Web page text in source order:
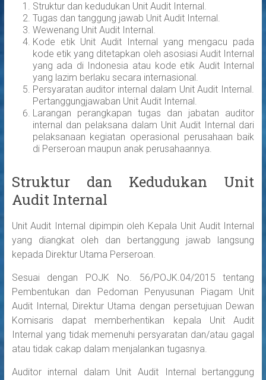
Struktur dan kedudukan Unit Audit Internal.
Tugas dan tanggung jawab Unit Audit Internal.
Wewenang Unit Audit Internal.
Kode etik Unit Audit Internal yang mengacu pada
kode etik yang ditetapkan oleh asosiasi Audit Internal
yang ada di Indonesia atau kode etik Audit Internal
yang lazim berlaku secara internasional.
Persyaratan auditor internal dalam Unit Audit Internal.
Pertanggungjawaban Unit Audit Internal.
Larangan perangkapan tugas dan jabatan auditor
internal dan pelaksana dalam Unit Audit Internal dari
pelaksanaan kegiatan operasional perusahaan baik
di Perseroan maupun anak perusahaannya.
Struktur dan Kedudukan Unit
Audit Internal
Unit Audit Internal dipimpin oleh Kepala Unit Audit Internal
yang diangkat oleh dan bertanggung jawab langsung
kepada Direktur Utama Perseroan.
Sesuai dengan POJK No. 56/POJK.04/2015 tentang
Pembentukan dan Pedoman Penyusunan Piagam Unit
Audit Internal, Direktur Utama dengan persetujuan Dewan
Komisaris dapat memberhentikan kepala Unit Audit
Internal yang tidak memenuhi persyaratan dan/atau gagal
atau tidak cakap dalam menjalankan tugasnya.
Auditor internal dalam Unit Audit Internal bertanggung